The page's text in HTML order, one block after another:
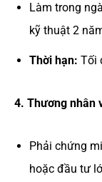
Làm trong
kỹ thuật 2
Thời hạn: Tối
4. Thương nhân
Phải chứng
hoặc đầu tư